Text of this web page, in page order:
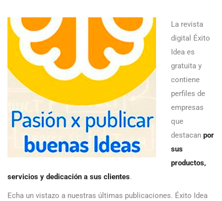
La revista
digital Éxito
Idea es
gratuita y
contiene
perfiles de
empresas
que
destacan por
sus
productos,
servicios y dedicación a sus clientes.
Echa un vistazo a nuestras últimas publicaciones. Éxito Idea